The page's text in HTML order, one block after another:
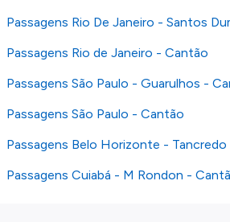
Passagens Rio De Janeiro - Santos
Passagens Rio de Janeiro - Cantão
Passagens São Paulo - Guarulhos -
Passagens São Paulo - Cantão
Passagens Belo Horizonte -
Passagens Cuiabá - M Rondon -